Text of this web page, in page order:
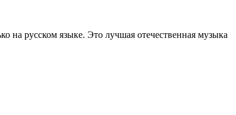
на русском языке. Это лучшая отечественная музыка